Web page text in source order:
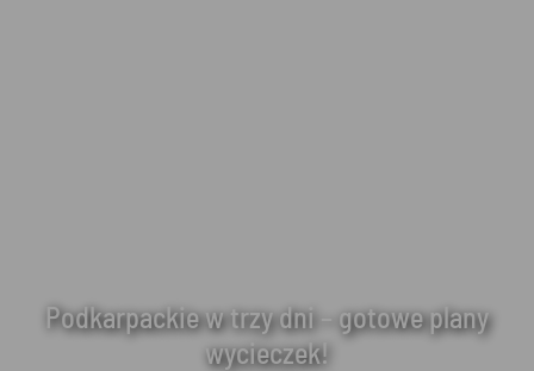
Podkarpackie w trzy dni – gotowe plany
wycieczek!